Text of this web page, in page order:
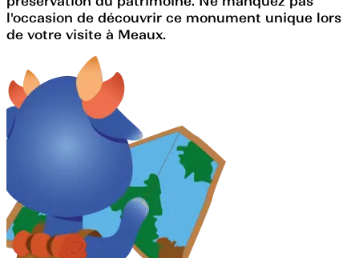
l'occasion de découvrir ce monument unique lors
de votre visite à Meaux.